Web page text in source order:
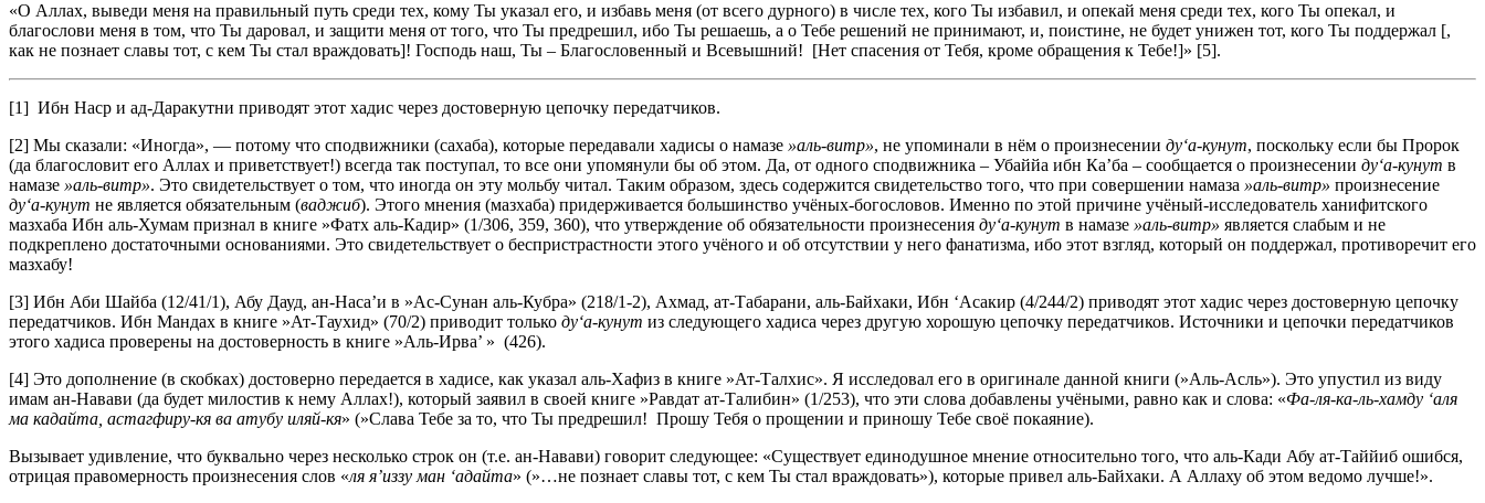
«О Аллах, выведи меня на правильный путь среди тех, кому Ты указал его, и избавь меня (от всего дурного) в числе тех, кого Ты избавил, и опекай меня среди тех, кого Ты опекал, и
благослови меня в том, что Ты даровал, и защити меня от того, что Ты предрешил, ибо Ты решаешь, а о Тебе решений не принимают, и, поистине, не будет унижен тот, кого Ты поддержал [,
как не познает славы тот, с кем Ты стал враждовать]! Господь наш, Ты – Благословенный и Всевышний! [Нет спасения от Тебя, кроме обращения к Тебе!]» [5].
[1] Ибн Наср и ад-Даракутни приводят этот хадис через достоверную цепочку передатчиков.
[2] Мы сказали: «Иногда», — потому что сподвижники (сахаба), которые передавали хадисы о намазе »аль-витр», не упоминали в нём о произнесении ду‘а-кунут, поскольку если бы Пророк
(да благословит его Аллах и приветствует!) всегда так поступал, то все они упомянули бы об этом. Да, от одного сподвижника – Убаййа ибн Ка’ба – сообщается о произнесении ду‘а-кунут в
намазе »аль-витр». Это свидетельствует о том, что иногда он эту мольбу читал. Таким образом, здесь содержится свидетельство того, что при совершении намаза »аль-витр» произнесение
ду‘а-кунут не является обязательным (ваджиб). Этого мнения (мазхаба) придерживается большинство учёных-богословов. Именно по этой причине учёный-исследователь ханифитского
мазхаба Ибн аль-Хумам признал в книге »Фатх аль-Кадир» (1/306, 359, 360), что утверждение об обязательности произнесения ду‘а-кунут в намазе »аль-витр» является слабым и не
подкреплено достаточными основаниями. Это свидетельствует о беспристрастности этого учёного и об отсутствии у него фанатизма, ибо этот взгляд, который он поддержал, противоречит его
мазхабу!
[3] Ибн Аби Шайба (12/41/1), Абу Дауд, ан-Наса’и в »Ас-Сунан аль-Кубра» (218/1-2), Ахмад, ат-Табарани, аль-Байхаки, Ибн ‘Асакир (4/244/2) приводят этот хадис через достоверную цепочку
передатчиков. Ибн Мандах в книге »Ат-Таухид» (70/2) приводит только ду‘а-кунут из следующего хадиса через другую хорошую цепочку передатчиков. Источники и цепочки передатчиков
этого хадиса проверены на достоверность в книге »Аль-Ирва’ » (426).
[4] Это дополнение (в скобках) достоверно передается в хадисе, как указал аль-Хафиз в книге »Ат-Талхис». Я исследовал его в оригинале данной книги (»Аль-Асль»). Это упустил из виду
имам ан-Навави (да будет милостив к нему Аллах!), который заявил в своей книге »Равдат ат-Талибин» (1/253), что эти слова добавлены учёными, равно как и слова: «Фа-ля-ка-ль-хамду ‘аля
ма кадайта, астагфиру-кя ва атубу иляй-кя» (»Слава Тебе за то, что Ты предрешил! Прошу Тебя о прощении и приношу Тебе своё покаяние).
Вызывает удивление, что буквально через несколько строк он (т.е. ан-Навави) говорит следующее: «Существует единодушное мнение относительно того, что аль-Кади Абу ат-Таййиб ошибся,
отрицая правомерность произнесения слов «ля я’иззу ман ‘адайта» (»…не познает славы тот, с кем Ты стал враждовать»), которые привел аль-Байхаки. А Аллаху об этом ведомо лучше!».